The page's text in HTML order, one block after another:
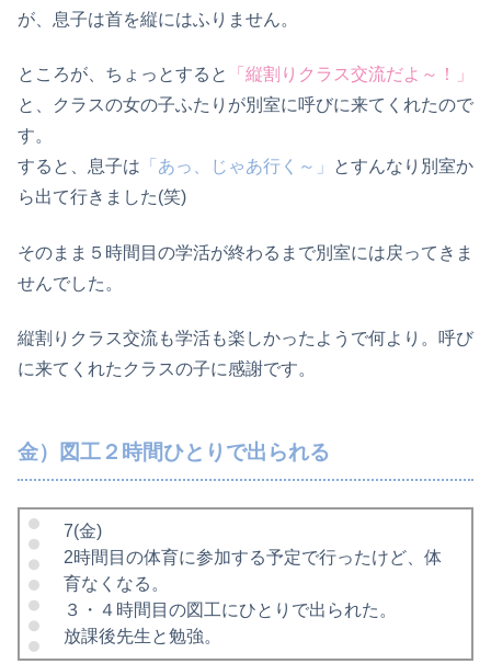
が、息子は首を縦にはふりません。
ところが、ちょっとすると
「縦割りクラス交流だよ～！」
と、クラスの女の子ふたりが別室に呼びに来てくれたので
す。
すると、息子は 「あっ、じゃあ行く～」
とすんなり別室か
ら出て行きました(笑)
そのまま５時間目の学活が終わるまで別室には戻ってきま
せんでした。
縦割りクラス交流も学活も楽しかったようで何より。呼び
に来てくれたクラスの子に感謝です。
金）図工２時間ひとりで出られる
7(金)
2時間目の体育に参加する予定で行ったけど、体
育なくなる。
３・４時間目の図工にひとりで出られた。
放課後先生と勉強。